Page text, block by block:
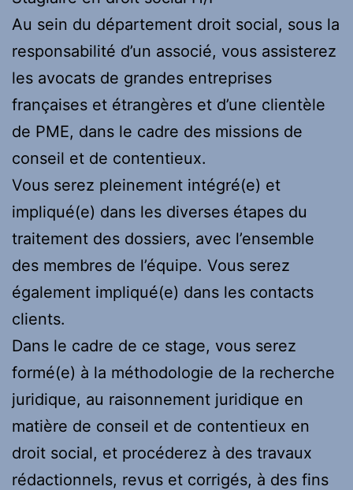
Au sein du département droit social, sous la
responsabilité d’un associé, vous assisterez
les avocats de grandes entreprises
françaises et étrangères et d’une clientèle
de PME, dans le cadre des missions de
conseil et de contentieux.
Vous serez pleinement intégré(e) et
impliqué(e) dans les diverses étapes du
traitement des dossiers, avec l’ensemble
des membres de l’équipe. Vous serez
également impliqué(e) dans les contacts
clients.
Dans le cadre de ce stage, vous serez
formé(e) à la méthodologie de la recherche
juridique, au raisonnement juridique en
matière de conseil et de contentieux en
droit social, et procéderez à des travaux
rédactionnels, revus et corrigés, à des fins